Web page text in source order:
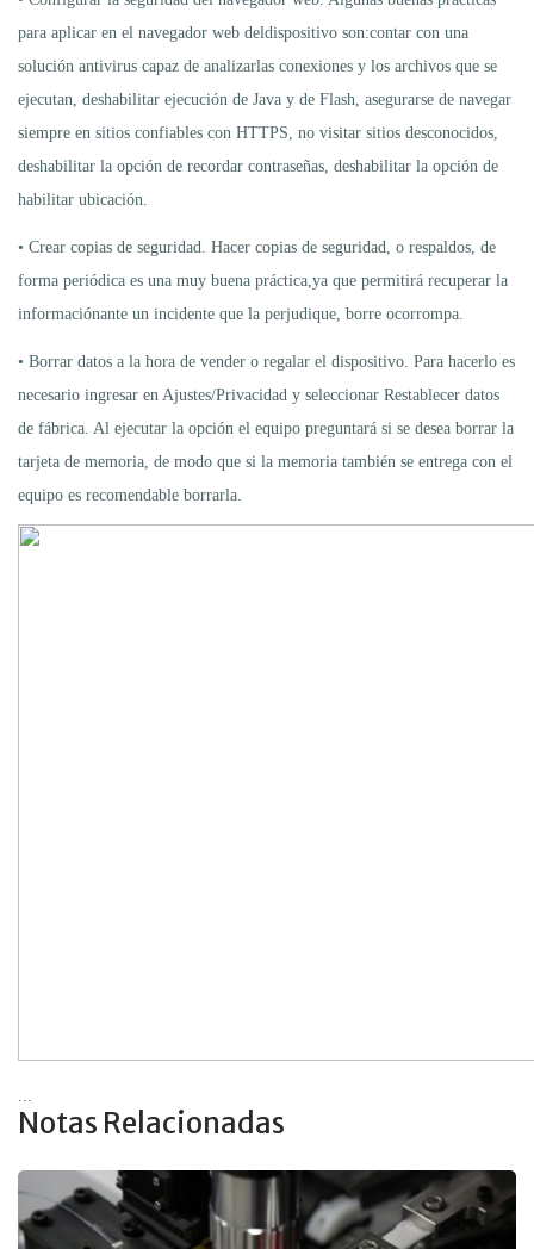
para aplicar en el navegador web deldispositivo son:contar con una
solución antivirus capaz de analizarlas conexiones y los archivos que se
ejecutan, deshabilitar ejecución de Java y de Flash, asegurarse de navegar
siempre en sitios confiables con HTTPS, no visitar sitios desconocidos,
deshabilitar la opción de recordar contraseñas, deshabilitar la opción de
habilitar ubicación.
• Crear copias de seguridad. Hacer copias de seguridad, o respaldos, de
forma periódica es una muy buena práctica,ya que permitirá recuperar la
informaciónante un incidente que la perjudique, borre ocorrompa.
• Borrar datos a la hora de vender o regalar el dispositivo. Para hacerlo es
necesario ingresar en Ajustes/Privacidad y seleccionar Restablecer datos
de fábrica. Al ejecutar la opción el equipo preguntará si se desea borrar la
tarjeta de memoria, de modo que si la memoria también se entrega con el
equipo es recomendable borrarla.
Notas Relacionadas